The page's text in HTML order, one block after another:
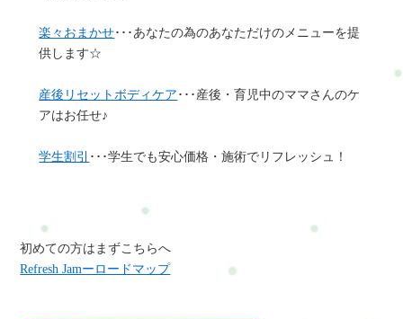
楽々おまかせ･･･あなたの為のあなただけのメニューを提
供します☆
産後リセットボディケア ･･･産後・育児中のママさんのケ
アはお任せ♪
学生割引 ･･･学生でも安心価格・施術でリフレッシュ！
初めての方はまずこちらへ
Refresh Jamーロードマップ